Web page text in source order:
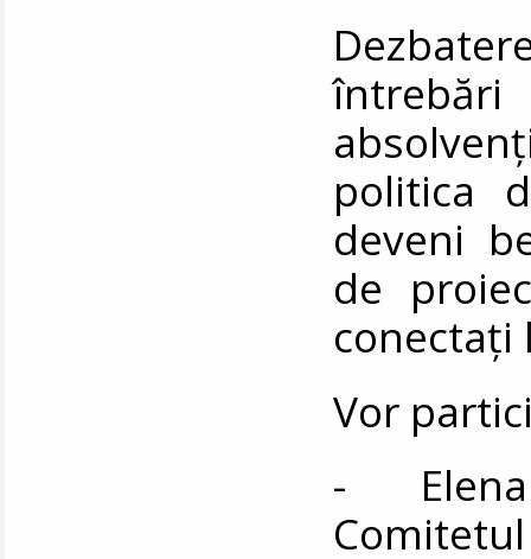
întrebări
politica
deveni
de
conectați
Vor
- Elena